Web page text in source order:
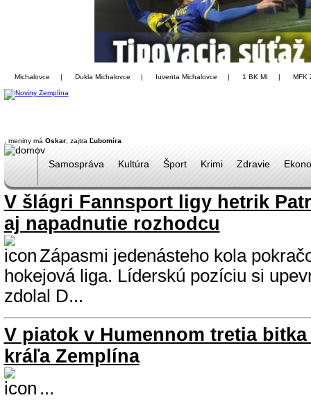
Michalovce | Dukla Michalovce | Iuventa Michalovce | 1 BK MI | MFK
, meniny má Oskar, zajtra Ľubomíra
Samospráva Kultúra Šport Krimi Zdravie
V šlágri Fannsport ligy hetrik
aj napadnutie rozhodcu
Zápasmi jedenásteho kola
hokejová liga. Líderskú pozíciu si
zdolal D...
V piatok v Humennom tretia
kráľa Zemplína
...